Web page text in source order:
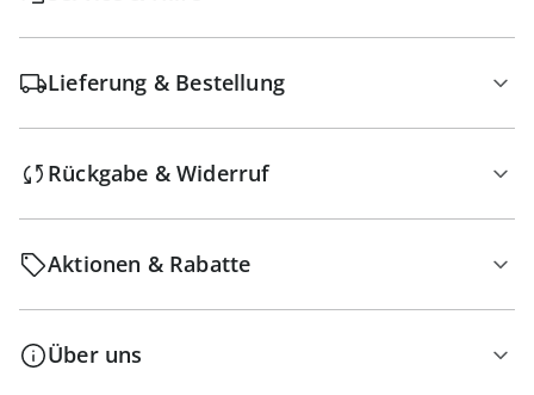
Lieferung & Bestellung
Rückgabe & Widerruf
Aktionen & Rabatte
Über uns